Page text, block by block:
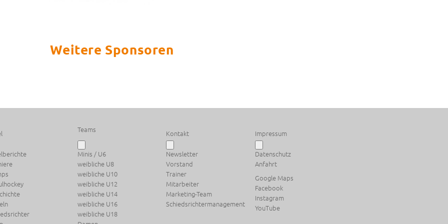
Weitere Sponsoren
Teams
Minis / U6
weibliche U8
weibliche U10
weibliche U12
weibliche U14
weibliche U16
weibliche U18
Kontakt
Newsletter
Vorstand
Trainer
Mitarbeiter
Marketing-Team
Schiedsrichtermanagement
Impressum
Datenschutz
Anfahrt
Google Maps
Facebook
Instagram
YouTube